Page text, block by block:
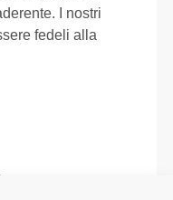
I nostri
fedeli alla